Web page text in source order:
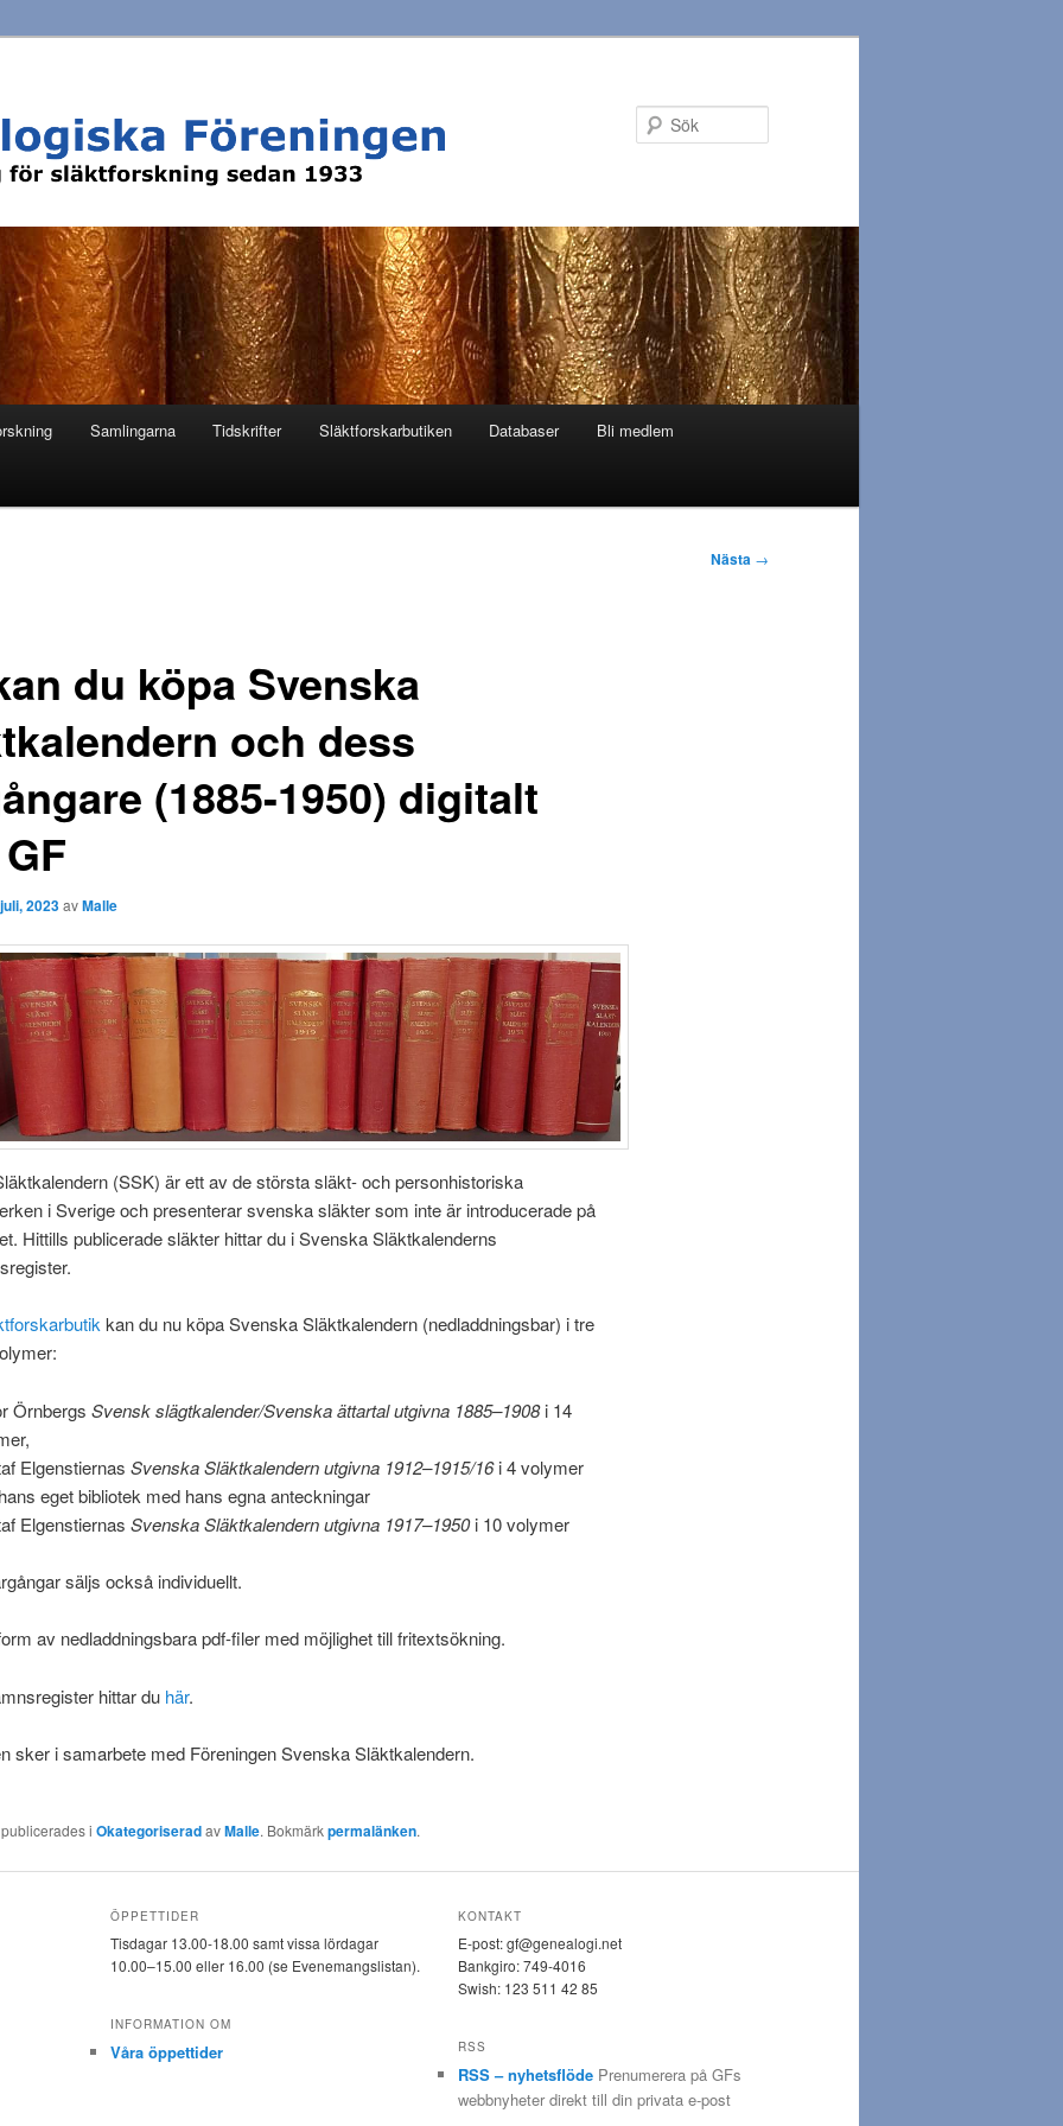
Samlingarna Tidskrifter Släktforskarbutiken Databaser Bli medlem
Nästa →
du köpa Svenska
och dess
(1885-1950) digitalt
2023avMalle
(SSK) är ett av de största släkt- och personhistoriska
i Sverige och presenterar svenska släkter som inte är introducerade på
Hittills publicerade släkter hittar du i Svenska Släktkalenderns
kan du nu köpa Svenska Släktkalendern (nedladdningsbar) i tre
ÖrnbergsSvensk slägtkalender/Svenska ättartal utgivna 1885–1908i 14
ElgenstiernasSvenska Släktkalendern utgivna 1912–1915/16i 4 volymer
eget bibliotek med hans egna anteckningar
Elgenstiernas Svenska Släktkalendern utgivna 1917–1950i 10 volymer
säljs också individuellt.
av nedladdningsbara pdf-filer med möjlighet till fritextsökning.
hittar du här.
sker i samarbete med Föreningen Svenska Släktkalendern.
i OkategoriseradavMalle. Bokmärkpermalänken.
ÖPPETTIDER
Tisdagar 13.00-18.00 samt vissa lördagar
10.00–15.00 eller 16.00 (se Evenemangslistan).
INFORMATION OM
Våra öppettider
KONTAKT
E-post: gf@genealogi.net
Bankgiro: 749-4016
Swish: 123 511 42 85
RSS
RSS – nyhetsflödePrenumerera på GFs
webbnyheter direkt till din privata e-post